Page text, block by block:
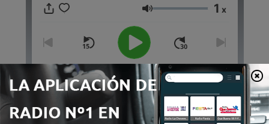
Volumen 1 x
00:00 00:00
Episodios